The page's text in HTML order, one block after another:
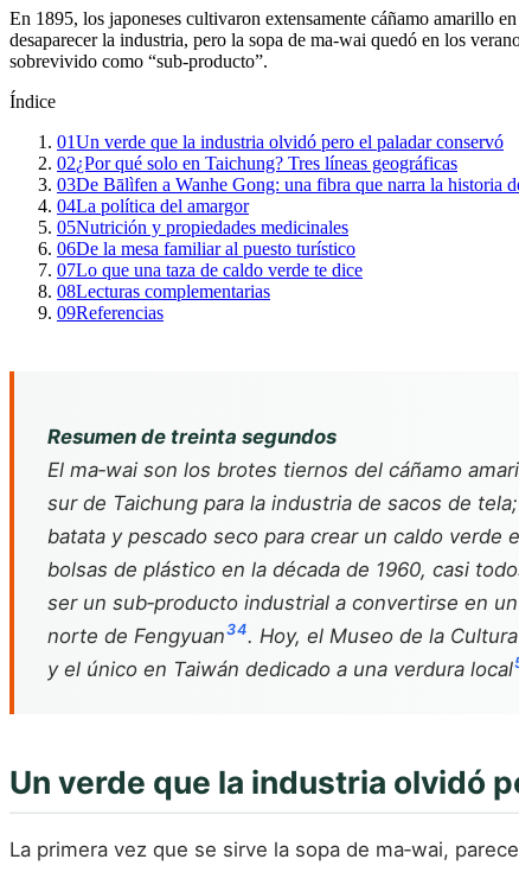
En 1895, los japoneses cultivaron extensamente cáñamo amarillo
desaparecer la industria, pero la sopa de ma‑wai quedó en los
sobrevivido como “sub‑producto”.
Índice
01Un verde que la industria olvidó pero el paladar conservó
02¿Por qué solo en Taichung? Tres líneas geográficas
03De Bālìfen a Wanhe Gong: una fibra que narra la historia
04La política del amargor
05Nutrición y propiedades medicinales
06De la mesa familiar al puesto turístico
07Lo que una taza de caldo verde te dice
08Lecturas complementarias
09Referencias
Resumen de treinta segundos
El ma‑wai son los brotes tiernos del cáñamo
sur de Taichung para la industria de sacos de
batata y pescado seco para crear un caldo
bolsas de plástico en la década de 1960, casi
ser un sub‑producto industrial a convertirse en
norte de Fengyuan34. Hoy, el Museo de la
y el único en Taiwán dedicado a una verdura local
Un verde que la industria olvidó
La primera vez que se sirve la sopa de ma‑wai,